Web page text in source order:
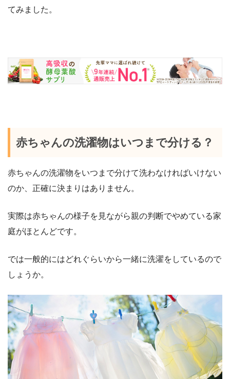
てみました。
赤ちゃんの洗濯物はいつまで分ける？
赤ちゃんの洗濯物をいつまで分けて洗わなければいけない
のか、正確に決まりはありません。
実際は赤ちゃんの様子を見ながら親の判断でやめている家
庭がほとんどです。
では一般的にはどれぐらいから一緒に洗濯をしているので
しょうか。